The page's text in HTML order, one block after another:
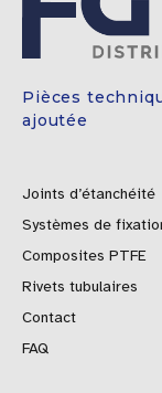
Pièces
ajoutée
Joints d’étanchéité
Systèmes de
Composites PTFE
Rivets tubulaires
Contact
FAQ